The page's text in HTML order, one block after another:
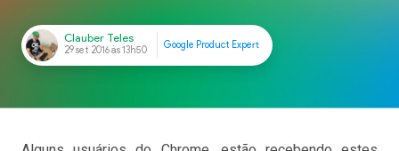
caracterizando Phishing. É necessário tomar muito cuidado
com esse tipo de site, pois o objetivo dele é coletar
informações […]